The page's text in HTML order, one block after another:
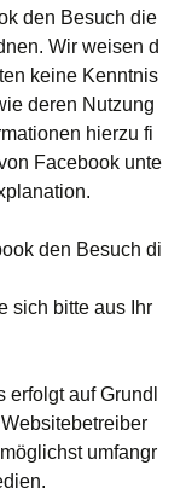
den Besuch die
Wir weisen d
keine Kenntnis
deren Nutzung
hierzu fi
Facebook unte
den Besuch di
sich bitte aus Ihr
auf Grundl
umfangr